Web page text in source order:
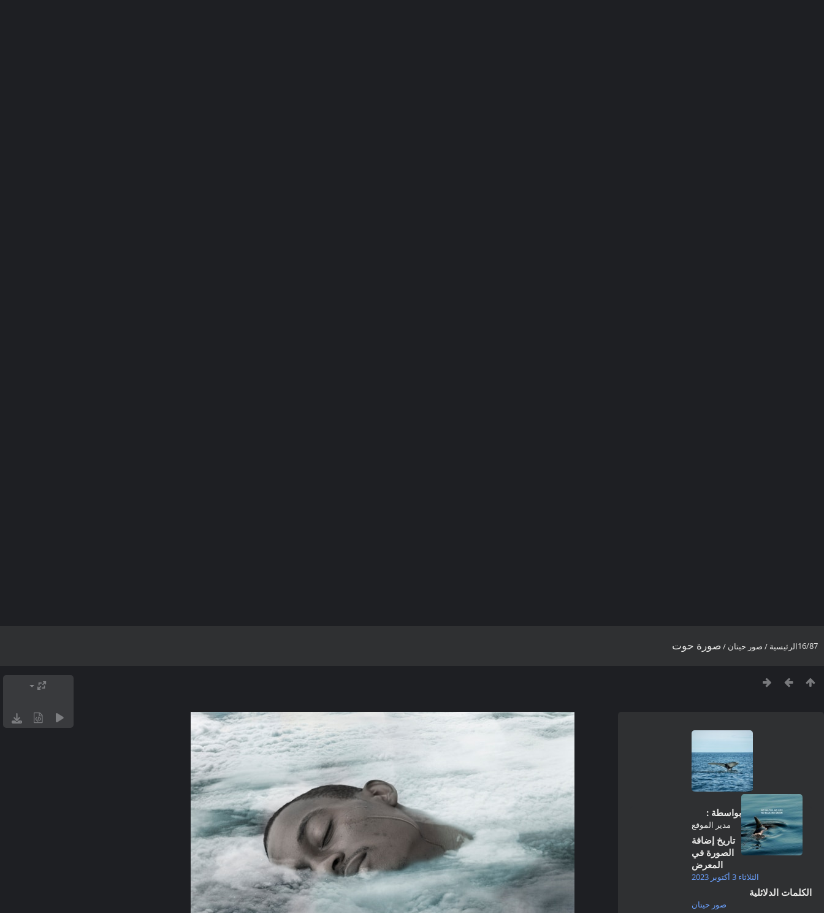
16/87الرئيسية / صور حيتان /صورة حوت
بواسطة :
مدير الموقع
تاريخ إضافة
الصورة في
المعرض
الثلاثاء 3 أكتوبر 2023
الكلمات الدلائلية
صور حيتان